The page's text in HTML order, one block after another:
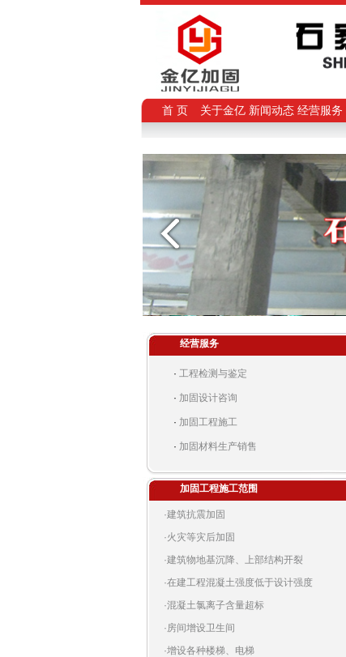
首 页 关于金亿 新闻动态 经营服务
经营服务
· 工程检测与鉴定
· 加固设计咨询
· 加固工程施工
· 加固材料生产销售
加固工程施工范围
·建筑抗震加固
·火灾等灾后加固
·建筑物地基沉降、上部结构开裂
·在建工程混凝土强度低于设计强度
·混凝土氯离子含量超标
·房间增设卫生间
·增设各种楼梯、电梯